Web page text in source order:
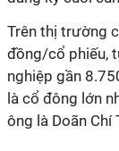
Trên thị trường
đồng/cổ phiếu,
nghiệp gần
là cổ đông lớn
ông là Doãn Chí